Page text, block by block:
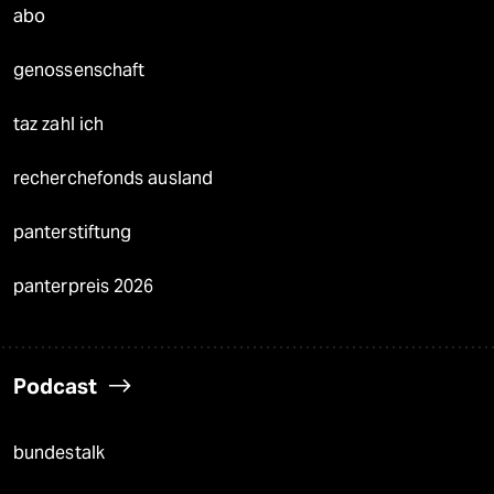
abo
genossenschaft
taz zahl ich
recherchefonds ausland
panterstiftung
panterpreis 2026
Podcast
bundestalk